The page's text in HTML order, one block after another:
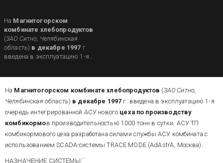
На Магнитогорском
комбинате хлебопродуктов
(ЗАО Ситно, Челябинская
область) в декабре 1997 г.
введена в эксплуатацию 1-я
производительностью 1000
тонн в сутки.
На Магнитогорском комбинате хлебопродуктов (ЗАО Ситно,
Челябинская область) в декабре 1997 г. введена в эксплуатацию 1-я
очередь интегрированной АСУ нового цеха по производству
комбикормов производительностью 1000 тонн в сутки. АСУ ТП
комбикормового цеха разработана силами службы АСУ комбината с
использованием SCADA-системы TRACE MODE (AdAstrA, Москва).
НАЗНАЧЕНИЕ СИСТЕМЫ:`